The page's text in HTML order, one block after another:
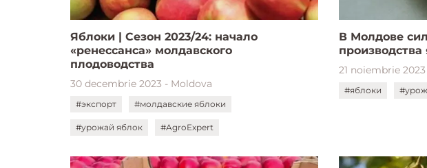
Яблоки | Сезон 2023/24: начало
«ренессанса» молдавского
плодоводства
30 decembrie 2023 - Moldova
#экспорт #молдавские яблоки
#урожай яблок #AgroExpert
В Молдове
производства
21 noiembrie
#яблоки